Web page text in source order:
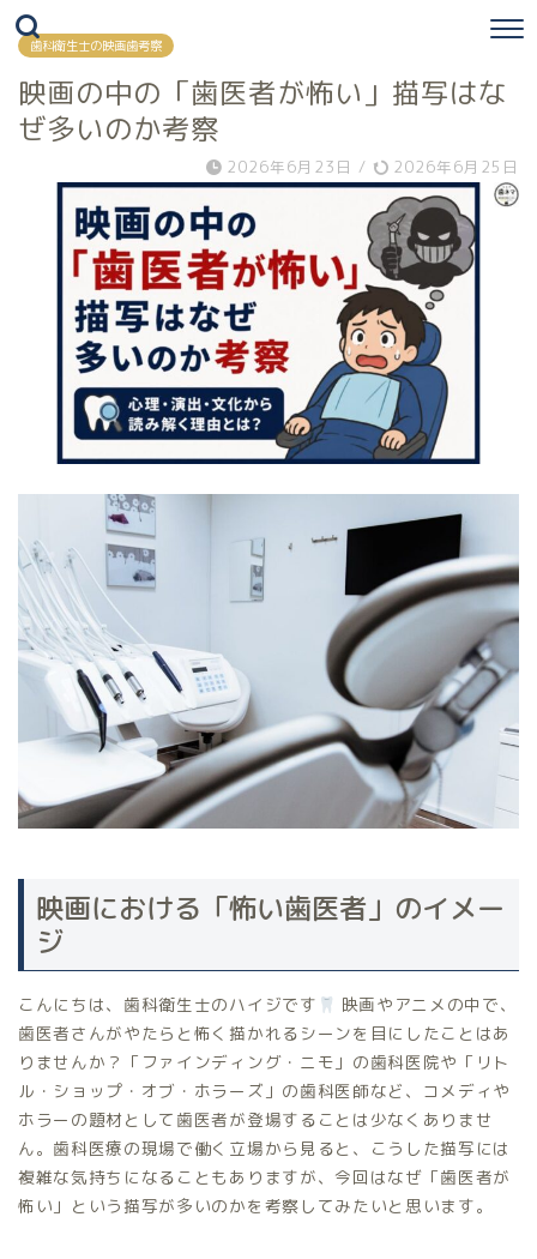
歯科衛生士の映画歯考察
映画の中の「歯医者が怖い」描写はな
ぜ多いのか考察
2026年6月23日 / 2026年6月25日
映画における「怖い歯医者」のイメー
ジ
こんにちは、歯科衛生士のハイジです
映画やアニメの中で、
歯医者さんがやたらと怖く描かれるシーンを目にしたことはあ
りませんか？「ファインディング・ニモ」の歯科医院や「リト
ル・ショップ・オブ・ホラーズ」の歯科医師など、コメディや
ホラーの題材として歯医者が登場することは少なくありませ
ん。歯科医療の現場で働く立場から見ると、こうした描写には
複雑な気持ちになることもありますが、今回はなぜ「歯医者が
怖い」という描写が多いのかを考察してみたいと思います。